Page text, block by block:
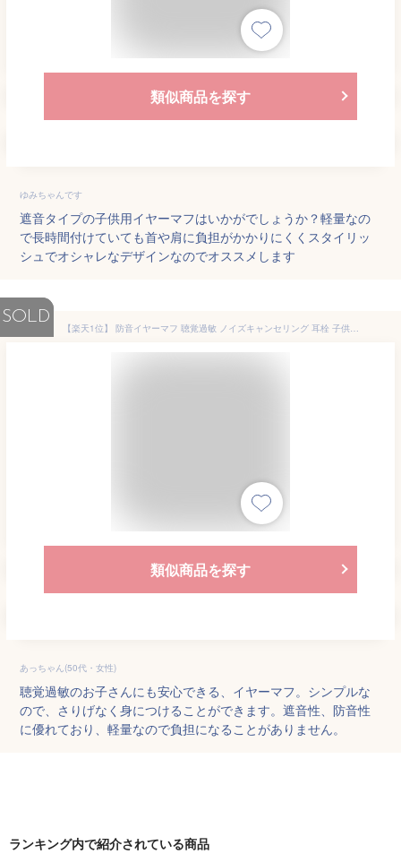
類似商品を探す
ゆみちゃんです
遮音タイプの子供用イヤーマフはいかがでしょうか？軽量なの
で長時間付けていても首や肩に負担がかかりにくくスタイリッ
シュでオシャレなデザインなのでオススメします
SOLD
【楽天1位】 防音イヤーマフ 聴覚過敏 ノイズキャンセリング 耳栓 子供用 大人用 睡眠 自閉症 ヘッドホン イヤーマフ スポーツ 遮音値36dB ANSI S3.19/CE EN352認証済み 噪音対策 ブラック 【宅配便】
類似商品を探す
あっちゃん(50代・女性)
聴覚過敏のお子さんにも安心できる、イヤーマフ。シンプルな
ので、さりげなく身につけることができます。遮音性、防音性
に優れており、軽量なので負担になることがありません。
ランキング内で紹介されている商品